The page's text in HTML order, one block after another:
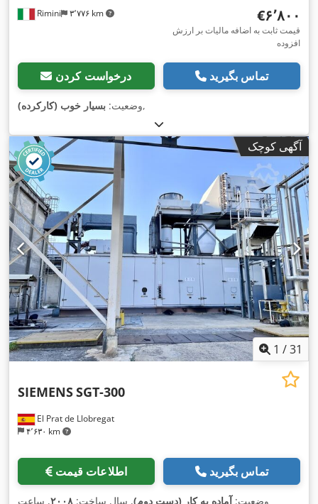
Rimini ۳٬۷۷۶ km ‎€۶٬۸۰۰
قیمت ثابت به اضافه مالیات بر ارزش
افزوده
درخواست کردن تماس بگیرید
وضعیت: بسیار خوب (کارکرده) ,
آگهی کوچک
1 /31
El Prat de Llobregat
۴٬۶۳۰ km
SIEMENSSGT-300
اطلاعات قیمت تماس بگیرید
وضعیت:آماده به کار (دست دوم), سال ساخت: ۲۰۰۸, ساعت